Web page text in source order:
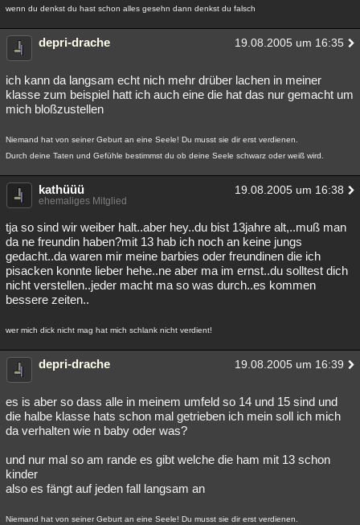
wenn du denkst du hast schon alles gesehn dann denkst du falsch
depri-drache 19.08.2005 um 16:35
ich kann da langsam echt nich mehr drüber lachen in meiner
klasse zum beispiel hatt ich auch eine die hat das nur gemacht um
mich bloßzustellen
Niemand hat von seiner Geburt an eine Seele! Du musst sie dir erst verdienen.
Durch deine Taten und Gefühle bestimmst du ob deine Seele schwarz oder weiß wird.
kathüüü 19.08.2005 um 16:38
ehemaliges Mitglied
tja so sind wir weiber halt..aber hey..du bist 13jahre alt,..muß man
da ne freundin haben?mit 13 hab ich noch an keine jungs
gedacht..da waren mir meine barbies oder freundinen die ich
pisacken konnte lieber hehe..ne aber ma im ernst..du solltest dich
nicht verstellen..jeder macht ma so was durch..es kommen
bessere zeiten..
wer mich dick nicht mag hat mich schlank nicht verdient!
depri-drache 19.08.2005 um 16:39
es is aber so dass alle in meinem umfeld so 14 und 15 sind und
die halbe klasse hats schon mal getrieben ich mein soll ich mich
da verhalten wie n baby oder was?
und nur mal so am rande es gibt welche die ham mit 13 schon
kinder
also es fängt auf jeden fall langsam an
Niemand hat von seiner Geburt an eine Seele! Du musst sie dir erst verdienen.